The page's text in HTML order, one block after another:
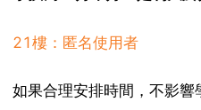
21樓：匿名使用者
如果合理安排時間，不影